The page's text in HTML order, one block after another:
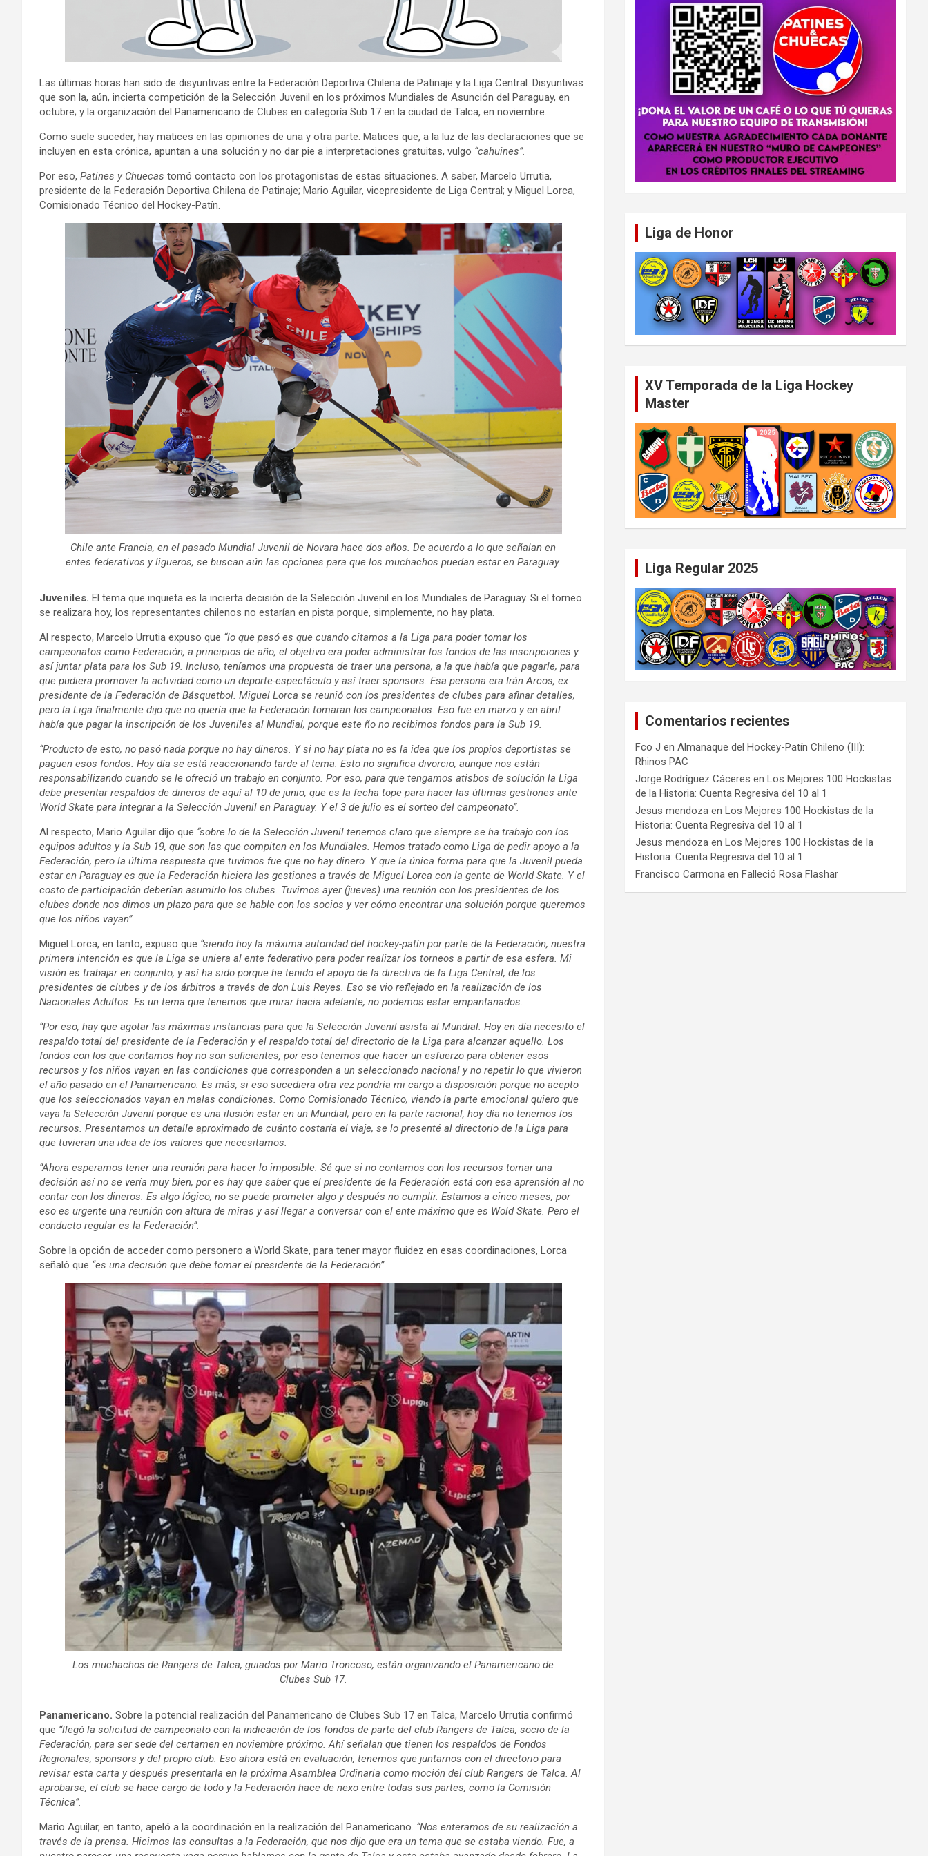
Las últimas horas han sido de disyuntivas entre la Federación Deportiva Chilena de Patinaje y la Liga Central. Disyuntivas
que son la, aún, incierta competición de la Selección Juvenil en los próximos Mundiales de Asunción del Paraguay, en
octubre; y la organización del Panamericano de Clubes en categoría Sub 17 en la ciudad de Talca, en noviembre.
Como suele suceder, hay matices en las opiniones de una y otra parte. Matices que, a la luz de las declaraciones que se
incluyen en esta crónica, apuntan a una solución y no dar pie a interpretaciones gratuitas, vulgo “cahuines”.
Por eso, Patines y Chuecas tomó contacto con los protagonistas de estas situaciones. A saber, Marcelo Urrutia,
presidente de la Federación Deportiva Chilena de Patinaje; Mario Aguilar, vicepresidente de Liga Central; y Miguel Lorca,
Comisionado Técnico del Hockey-Patín.
Chile ante Francia, en el pasado Mundial Juvenil de Novara hace dos años. De acuerdo a lo que señalan en
entes federativos y ligueros, se buscan aún las opciones para que los muchachos puedan estar en Paraguay.
Juveniles. El tema que inquieta es la incierta decisión de la Selección Juvenil en los Mundiales de Paraguay. Si el torneo
se realizara hoy, los representantes chilenos no estarían en pista porque, simplemente, no hay plata.
Al respecto, Marcelo Urrutia expuso que “lo que pasó es que cuando citamos a la Liga para poder tomar los
campeonatos como Federación, a principios de año, el objetivo era poder administrar los fondos de las inscripciones y
así juntar plata para los Sub 19. Incluso, teníamos una propuesta de traer una persona, a la que había que pagarle, para
que pudiera promover la actividad como un deporte-espectáculo y así traer sponsors. Esa persona era Irán Arcos, ex
presidente de la Federación de Básquetbol. Miguel Lorca se reunió con los presidentes de clubes para afinar detalles,
pero la Liga finalmente dijo que no quería que la Federación tomaran los campeonatos. Eso fue en marzo y en abril
había que pagar la inscripción de los Juveniles al Mundial, porque este ño no recibimos fondos para la Sub 19.
“Producto de esto, no pasó nada porque no hay dineros. Y si no hay plata no es la idea que los propios deportistas se
paguen esos fondos. Hoy día se está reaccionando tarde al tema. Esto no significa divorcio, aunque nos están
responsabilizando cuando se le ofreció un trabajo en conjunto. Por eso, para que tengamos atisbos de solución la Liga
debe presentar respaldos de dineros de aquí al 10 de junio, que es la fecha tope para hacer las últimas gestiones ante
World Skate para integrar a la Selección Juvenil en Paraguay. Y el 3 de julio es el sorteo del campeonato”.
Al respecto, Mario Aguilar dijo que “sobre lo de la Selección Juvenil tenemos claro que siempre se ha trabajo con los
equipos adultos y la Sub 19, que son las que compiten en los Mundiales. Hemos tratado como Liga de pedir apoyo a la
Federación, pero la última respuesta que tuvimos fue que no hay dinero. Y que la única forma para que la Juvenil pueda
estar en Paraguay es que la Federación hiciera las gestiones a través de Miguel Lorca con la gente de World Skate. Y el
costo de participación deberían asumirlo los clubes. Tuvimos ayer (jueves) una reunión con los presidentes de los
clubes donde nos dimos un plazo para que se hable con los socios y ver cómo encontrar una solución porque queremos
que los niños vayan”.
Miguel Lorca, en tanto, expuso que “siendo hoy la máxima autoridad del hockey-patín por parte de la Federación, nuestra
primera intención es que la Liga se uniera al ente federativo para poder realizar los torneos a partir de esa esfera. Mi
visión es trabajar en conjunto, y así ha sido porque he tenido el apoyo de la directiva de la Liga Central, de los
presidentes de clubes y de los árbitros a través de don Luis Reyes. Eso se vio reflejado en la realización de los
Nacionales Adultos. Es un tema que tenemos que mirar hacia adelante, no podemos estar empantanados.
“Por eso, hay que agotar las máximas instancias para que la Selección Juvenil asista al Mundial. Hoy en día necesito el
respaldo total del presidente de la Federación y el respaldo total del directorio de la Liga para alcanzar aquello. Los
fondos con los que contamos hoy no son suficientes, por eso tenemos que hacer un esfuerzo para obtener esos
recursos y los niños vayan en las condiciones que corresponden a un seleccionado nacional y no repetir lo que vivieron
el año pasado en el Panamericano. Es más, si eso sucediera otra vez pondría mi cargo a disposición porque no acepto
que los seleccionados vayan en malas condiciones. Como Comisionado Técnico, viendo la parte emocional quiero que
vaya la Selección Juvenil porque es una ilusión estar en un Mundial; pero en la parte racional, hoy día no tenemos los
recursos. Presentamos un detalle aproximado de cuánto costaría el viaje, se lo presenté al directorio de la Liga para
que tuvieran una idea de los valores que necesitamos.
“Ahora esperamos tener una reunión para hacer lo imposible. Sé que si no contamos con los recursos tomar una
decisión así no se vería muy bien, por es hay que saber que el presidente de la Federación está con esa aprensión al no
contar con los dineros. Es algo lógico, no se puede prometer algo y después no cumplir. Estamos a cinco meses, por
eso es urgente una reunión con altura de miras y así llegar a conversar con el ente máximo que es Wold Skate. Pero el
conducto regular es la Federación”.
Sobre la opción de acceder como personero a World Skate, para tener mayor fluidez en esas coordinaciones, Lorca
señaló que “es una decisión que debe tomar el presidente de la Federación”.
Los muchachos de Rangers de Talca, guiados por Mario Troncoso, están organizando el Panamericano de
Clubes Sub 17.
Panamericano. Sobre la potencial realización del Panamericano de Clubes Sub 17 en Talca, Marcelo Urrutia confirmó
que “llegó la solicitud de campeonato con la indicación de los fondos de parte del club Rangers de Talca, socio de la
Federación, para ser sede del certamen en noviembre próximo. Ahí señalan que tienen los respaldos de Fondos
Regionales, sponsors y del propio club. Eso ahora está en evaluación, tenemos que juntarnos con el directorio para
revisar esta carta y después presentarla en la próxima Asamblea Ordinaria como moción del club Rangers de Talca. Al
aprobarse, el club se hace cargo de todo y la Federación hace de nexo entre todas sus partes, como la Comisión
Técnica”.
Mario Aguilar, en tanto, apeló a la coordinación en la realización del Panamericano. “Nos enteramos de su realización a
través de la prensa. Hicimos las consultas a la Federación, que nos dijo que era un tema que se estaba viendo. Fue, a
Liga de Honor
XV Temporada de la Liga Hockey
Master
Liga Regular 2025
Comentarios recientes
Fco J enAlmanaque del Hockey-Patín Chileno (III):
Rhinos PAC
Jorge Rodríguez Cáceres enLos Mejores 100 Hockistas
de la Historia: Cuenta Regresiva del 10 al 1
Jesus mendoza enLos Mejores 100 Hockistas de la
Historia: Cuenta Regresiva del 10 al 1
Jesus mendoza enLos Mejores 100 Hockistas de la
Historia: Cuenta Regresiva del 10 al 1
Francisco Carmona enFalleció Rosa Flashar